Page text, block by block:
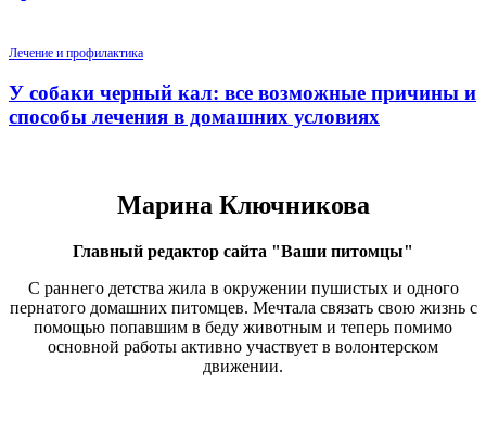
Лечение и профилактика
У собаки черный кал: все возможные причины и
способы лечения в домашних условиях
Марина Ключникова
Главный редактор сайта "Ваши питомцы"
С раннего детства жила в окружении пушистых и одного
пернатого домашних питомцев. Мечтала связать свою жизнь с
помощью попавшим в беду животным и теперь помимо
основной работы активно участвует в волонтерском
движении.